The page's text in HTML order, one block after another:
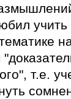
учить
т.е.